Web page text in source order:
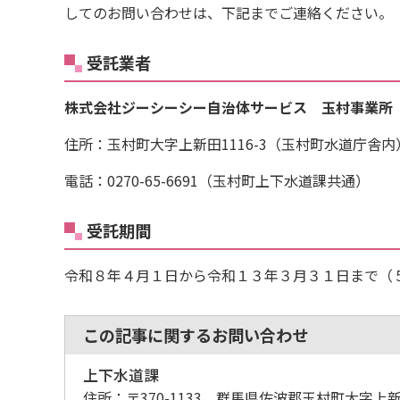
してのお問い合わせは、下記までご連絡ください。
受託業者
株式会社ジーシーシー自治体サービス 玉村事業所
住所：玉村町大字上新田1116-3（玉村町水道庁舎内）
電話：0270-65-6691（玉村町上下水道課共通）
受託期間
令和８年４月１日から令和１３年３月３１日まで（
この記事に関するお問い合わせ
上下水道課